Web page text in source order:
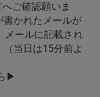
ご確認願いま
書かれたメールが
メールに記載され
当日は15分前よ
ら▶